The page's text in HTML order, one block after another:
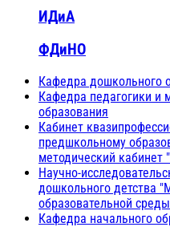
ИДиА
ФДиНО
Кафедра дошкольного
Кафедра педагогики и
образования
Кабинет
предшкольному
методический кабинет
Научно-
дошкольного детства
образовательной
Кафедра начального